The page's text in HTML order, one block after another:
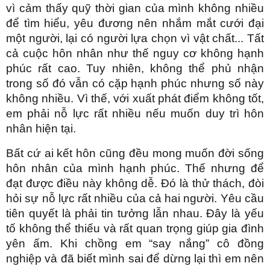
vì cảm thấy quỹ thời gian của mình không nhiều
để tìm hiểu, yêu đương nên nhắm mắt cưới đại
một người, lại có người lựa chọn vì vật chất... Tất
cả cuộc hôn nhân như thế nguy cơ không hạnh
phúc rất cao. Tuy nhiên, không thể phủ nhận
trong số đó vẫn có cặp hạnh phúc nhưng số này
không nhiều. Vì thế, với xuất phát điểm không tốt,
em phải nỗ lực rất nhiều nếu muốn duy trì hôn
nhân hiện tại.
Bất cứ ai kết hôn cũng đều mong muốn đời sống
hôn nhân của mình hạnh phúc. Thế nhưng để
đạt được điều này không dễ. Đó là thử thách, đòi
hỏi sự nỗ lực rất nhiều của cả hai người. Yêu cầu
tiên quyết là phải tin tưởng lẫn nhau. Đây là yếu
tố không thể thiếu và rất quan trọng giúp gia đình
yên ấm. Khi chồng em “say nắng” cô đồng
nghiệp và đã biết mình sai để dừng lại thì em nên